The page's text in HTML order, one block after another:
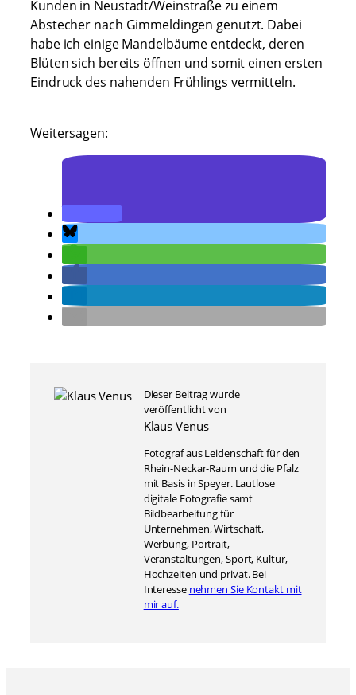
Kunden in Neustadt/Weinstraße zu einem
Abstecher nach Gimmeldingen genutzt. Dabei
habe ich einige Mandelbäume entdeckt, deren
Blüten sich bereits öffnen und somit einen ersten
Eindruck des nahenden Frühlings vermitteln.
Weitersagen:
Dieser Beitrag wurde
veröffentlicht von
Klaus Venus
Fotograf aus Leidenschaft für den
Rhein-Neckar-Raum und die Pfalz
mit Basis in Speyer. Lautlose
digitale Fotografie samt
Bildbearbeitung für
Unternehmen, Wirtschaft,
Werbung, Portrait,
Veranstaltungen, Sport, Kultur,
Hochzeiten und privat. Bei
Interesse nehmen Sie Kontakt mit
mir auf.